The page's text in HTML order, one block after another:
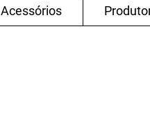
Acessórios